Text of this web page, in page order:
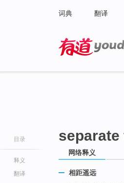
词典 翻译
目录
释义
翻译
separate
网络释义
相距遥远